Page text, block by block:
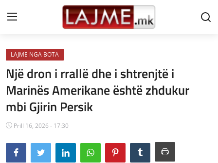
Shtëpi
LAJME MAQEDONI
SHQIPERI
KOSOVA
LAJME NGA BOTA
LAJME NGA BOTA
Një dron i rrallë dhe i shtrenjtë i
Marinës Amerikane është zhdukur
mbi Gjirin Persik
Prill 16, 2026 - 17:30